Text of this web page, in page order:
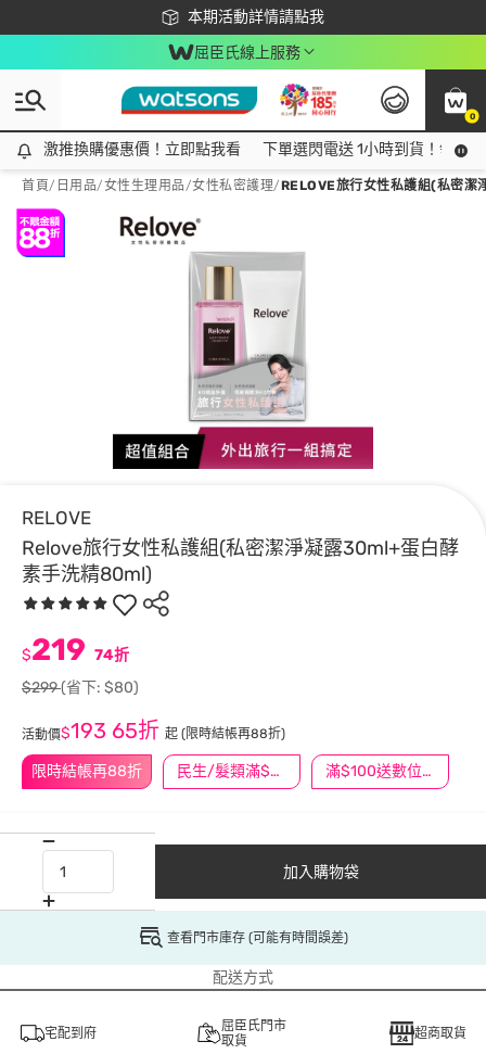
本期活動詳情請點我
下載app最高回饋$350
屈臣氏線上服務
0
激推換購優惠價！立即點我看
激推換購優惠價！立即點我看 下單選閃電送 1小時到貨！領神
首頁/ 日用品/女性生理用品/女性私密護理/RELOVE旅行女性私護組(私密
RELOVE
Relove旅行女性私護組(私密潔淨凝露30ml+蛋白酵
素手洗精80ml)
限時結帳再88折 民生/髮類滿$388送舒潔冰巾 滿$100送數位印花
$219 74折
$299(省下: $80)
活動價$193 65折 起 (限時結帳再88折)
加入購物袋
查看門市庫存 (可能有時間誤差)
配送方式
宅配到府
屈臣氏門市
取貨
超商取貨